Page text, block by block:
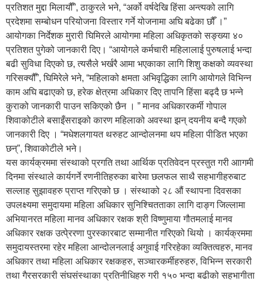
प्रतिशत मुद्दा मिलायौँ”, ठाकुरले भने, “अर्को वर्षदेखि हिंसा अन्त्यको लागि
प्रदेशमा सम्बोधन परियोजना विस्तार गर्ने योजनामा अघि बढेका छौँ ।”
आयोगका निर्देशक मुरारी घिमिरले आयोगमा महिला अधिकृतको सङ्ख्या ४०
प्रतिशत पुगेको जानकारी दिए। “आयोगले कर्मचारी महिलालाई पुरुषलाई भन्दा
बढी सुविधा दिएको छ, त्यसैले भर्खरै आमा भएकाका लागि शिशु कक्षको व्यवस्था
गरिसक्यौँ”, घिमिरेले भने, “महिलाको क्षमता अभिवृद्धिका लागि आयोगले विभिन्न
काम अघि बढाएको छ, हरेक क्षेत्रमा अधिकार दिए तापनि हिंसा बढ्दै छ भन्ने
कुराको जानकारी पाउन सकिएको छैन । ” मानव अधिकारकर्मी गोपाल
शिवाकोटीले बसाइँसराइको कारण महिलाको अवस्था झन् दयनीय बन्दै गएको
जानकारी दिए । “मधेशलगायत थरुहट आन्दोलनमा थप महिला पीडित भएका
छन्”, शिवाकोटीले भने।
यस कार्यक्रममा संस्थाको प्रगति तथा आर्थिक प्रतिवेदन प्रस्तुत गरी आागमी
दिनमा संस्थाले कार्यगर्ने रणनीतिहरुका बारेमा छलफल साथै सहभागीहरुबाट
सल्लाह सुझावहरु प्राप्त गरिएको छ । संस्थाको २८ औं स्थापना दिवसका
उपलक्ष्यमा समुदायमा महिला अधिकार सुनिश्चितताका लागि दाङ्ग जिल्लामा
अभियानरत महिला मानव अधिकार रक्षक श्री विष्णुमाया गौतमलाई मानव
अधिकार रक्षक उत्पे्ररणा पुरस्कारबाट सम्मानीत गरिएको थियो । कार्यक्रममा
समुदायस्तरमा रहेर महिला आन्दोलनलाई अगुवाई गरिरहेका व्यक्तित्वहरु, मानव
अधिकार तथा महिला अधिकार रक्षकहरु, सञ्चारकर्मीहरुहरु, विभिन्न सरकारी
तथा गैरसरकारी संघसंस्थाका प्रतिनीधिहरु गरी १५० भन्दा बढीको सहभागीता